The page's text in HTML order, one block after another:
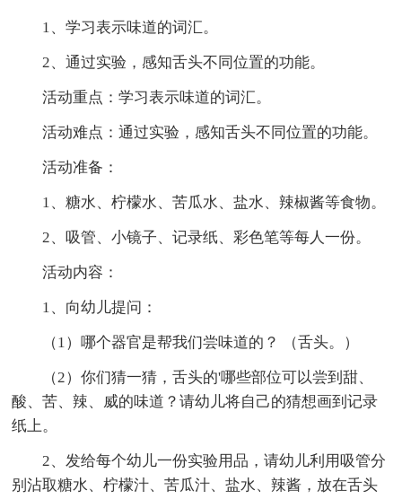
1、学习表示味道的词汇。
2、通过实验，感知舌头不同位置的功能。
活动重点：学习表示味道的词汇。
活动难点：通过实验，感知舌头不同位置的功能。
活动准备：
1、糖水、柠檬水、苦瓜水、盐水、辣椒酱等食物。
2、吸管、小镜子、记录纸、彩色笔等每人一份。
活动内容：
1、向幼儿提问：
（1）哪个器官是帮我们尝味道的？ （舌头。）
（2）你们猜一猜，舌头的'哪些部位可以尝到甜、
酸、苦、辣、威的味道？请幼儿将自己的猜想画到记录
纸上。
2、发给每个幼儿一份实验用品，请幼儿利用吸管分
别沾取糖水、柠檬汁、苦瓜汁、盐水、辣酱，放在舌头